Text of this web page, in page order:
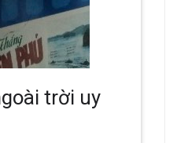
trời uy